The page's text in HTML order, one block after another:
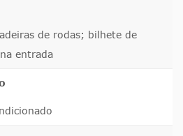
de rodas; bilhete de
entrada